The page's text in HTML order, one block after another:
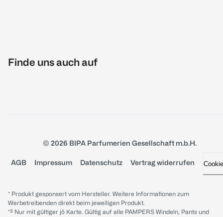
Finde uns auch auf
© 2026 BIPA Parfumerien Gesellschaft m.b.H.
AGB Impressum Datenschutz Vertrag widerrufen
* Produkt gesponsert vom Hersteller. Weitere Informationen zum
Werbetreibenden direkt beim jeweiligen Produkt.
*³ Nur mit gültiger jö Karte. Gültig auf alle PAMPERS Windeln, Pants und